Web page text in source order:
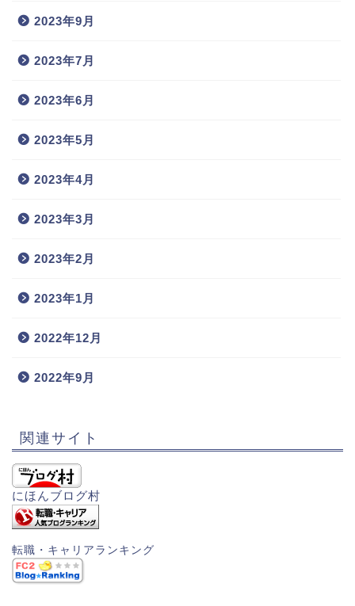
2023年9月
2023年7月
2023年6月
2023年5月
2023年4月
2023年3月
2023年2月
2023年1月
2022年12月
2022年9月
関連サイト
にほんブログ村
転職・キャリアランキング